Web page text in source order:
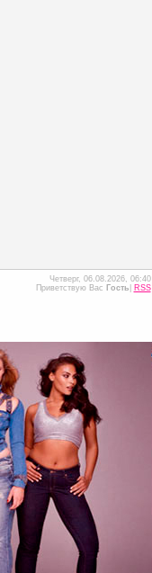
Четверг, 06.08.2026, 06:40
Приветствую Вас Гость RSS